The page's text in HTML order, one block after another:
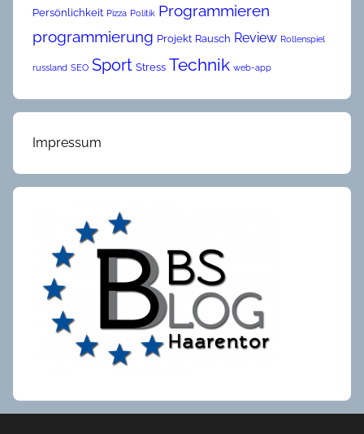
Persönlichkeit Pizza Politik Programmieren
programmierung Projekt Rausch Review Rollenspiel
russland SEO Sport Stress Technik web-app
Impressum